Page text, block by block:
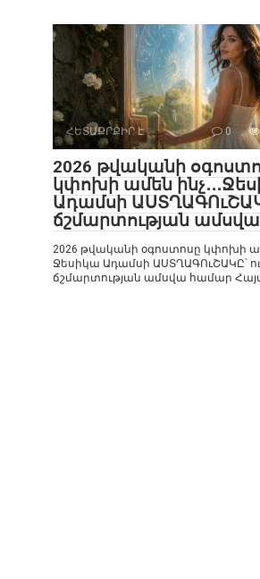
ՀԵՏԱՔՐՔԻՐ Է 0
2026 թվականի
կփոխի ամեն
Ադամսի
ճշմարտության
2026 թվականի օգոստոսը կփոխի
Ջեսիկա Ադամսի ԱՍՏՂԱԳՈւՇԱԿԸ՝
ճշմարտության ամսվա համար